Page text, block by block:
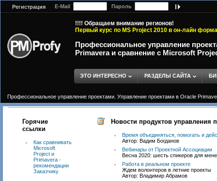
Регистрация E-Mail Пароль
!!!! Обращаем внимание регионов!
Первый курс по MS Project 2010 в он-лайн
Профессиональное управление
Primavera и сравнение с Microsoft
ЭТО ИНТЕРЕСНО РАЗДЕЛЫ САЙТА
Профессиональное управление проектами. Управление проектами в Oracle
Горячие
ссылки
Как сравнивать
Microsoft
Project и
Primavera -
рекомендации
Заказчику
Новости продуктов управления
Время объединяться, помогать и
Автор: Вадим Богданов
Вебинары от Проектной Ассоциации
Весна 2020: шесть спикеров для
Работа в реальном проекте
Ждем волонтеров в летние проекты
Автор: Владимир Абрамов